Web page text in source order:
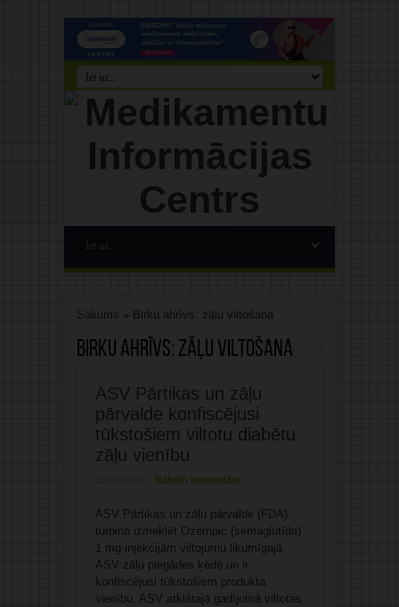
Sākums » Birku ahrīvs: zāļu viltošana
Birku ahrīvs: zāļu viltošana
ASV Pārtikas un zāļu
pārvalde konfiscējusi
tūkstošiem viltotu diabētu
zāļu vienību
Rakstīt komentāru
ASV Pārtikas un zāļu pārvalde (FDA)
turpina izmeklēt Ozempic (semaglutīda)
1 mg injekcijām viltojumu likumīgajā
ASV zāļu piegādes ķēdē un ir
konfiscējusi tūkstošiem produkta
vienību. ASV atklātajā gadījumā viltotas